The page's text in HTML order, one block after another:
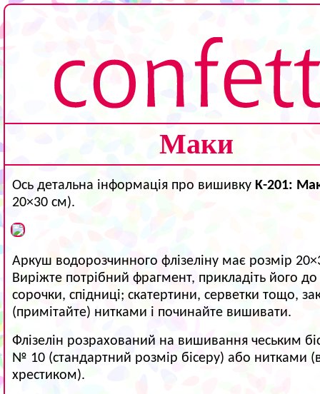
Маки
Ось детальна інформація про вишивку K-201:
20×30 см).
Аркуш водорозчинного флізеліну має розмір
Виріжте потрібний фрагмент, прикладіть його до
сорочки, спідниці; скатертини, серветки тощо,
(примітайте) нитками і починайте вишивати.
Флізелін розрахований на вишивання чеським
№ 10 (стандартний розмір бісеру) або нитками
хрестиком).